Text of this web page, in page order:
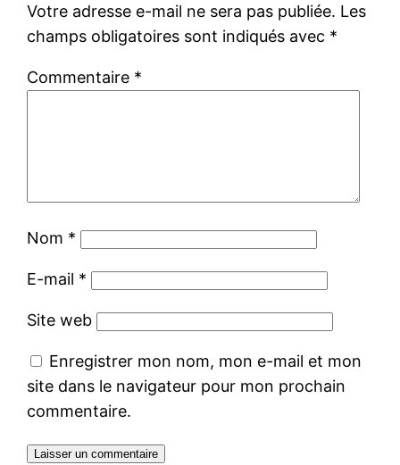
Votre adresse e-mail ne sera pas publiée. Les
champs obligatoires sont indiqués avec *
Commentaire *
Nom *
E-mail *
Site web
Enregistrer mon nom, mon e-mail et mon
site dans le navigateur pour mon prochain
commentaire.